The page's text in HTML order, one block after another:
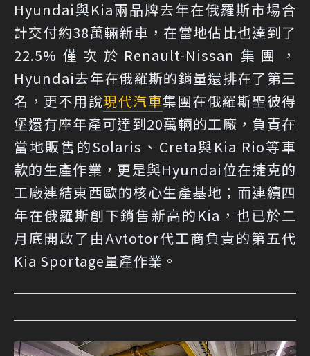
Hyundai與Kia兩品牌去年在俄羅斯市場合
計交付約38萬輛新車，在當地佔比也達到了
22.5%僅次於Renault-Nissan集團，
Hyundai去年在俄羅斯的銷量還排在了第三
名，更不用說現代汽車集團在俄羅斯聖彼得
堡還有座年產可達到20萬輛的工廠，負責在
當地販售的Solaris、Creta與Kia Rio等車
款的生產作業，更是與Hyundai位在捷克的
工廠連結東西歐的核心生產基地；而連續四
年在俄羅斯創下銷售新高的Kia，也已於二
月底開啟了由Avtotor代工商負責的第五代
Kia Sportage量產作業。